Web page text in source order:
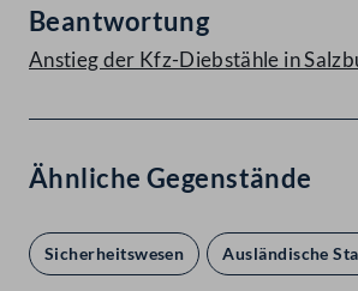
Beantwortung
Anstieg der Kfz-Diebstähle in
Ähnliche Gegenstände
Sicherheitswesen Ausländische